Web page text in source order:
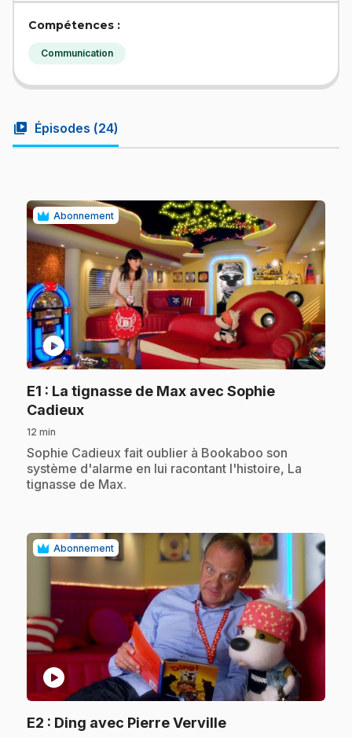
Compétences :
Communication
video_library Épisodes (24)
Abonnement
play_circle
E1 : La tignasse de Max avec Sophie
Cadieux.
12 min
.Sophie Cadieux fait oublier à Bookaboo son
système d'alarme en lui racontant l'histoire, La
tignasse de Max.
Abonnement
play_circle
E2 : Ding avec Pierre Verville.